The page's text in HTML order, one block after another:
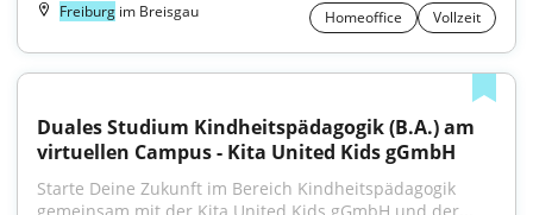
Freiburg im Breisgau Homeoffice Vollzeit
Duales Studium Kindheitspädagogik (B.A.) am
virtuellen Campus - Kita United Kids gGmbH
Starte Deine Zukunft im Bereich Kindheitspädagogik